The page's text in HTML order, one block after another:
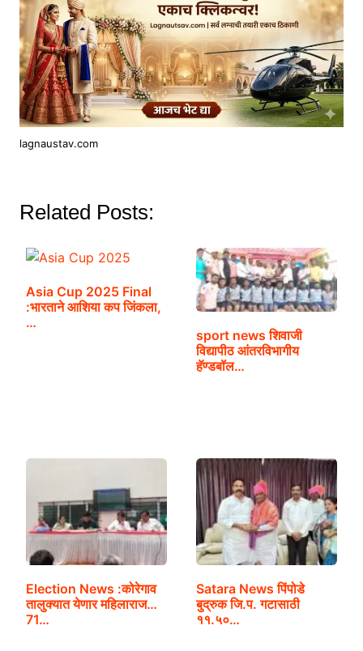
lagnaustav.com
Related Posts:
Asia Cup 2025 Final
:भारताने आशिया कप जिंकला,
…
sport news शिवाजी
विद्यापीठ आंतरविभागीय
हॅण्डबॉल…
Election News :कोरेगाव
तालुक्यात येणार महिलाराज…
71…
Satara News पिंपोडे
बुद्रुक जि.प. गटासाठी
११.५०…